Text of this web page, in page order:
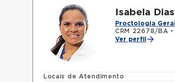
Isabela
Proctologia Geral
CRM 22678/BA •
Ver perfil
Locais de Atendimento